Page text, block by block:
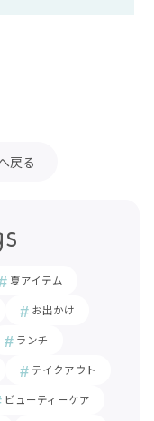
戻る
夏アイテム
お出かけ
ランチ
テイクアウト
ビューティーケア